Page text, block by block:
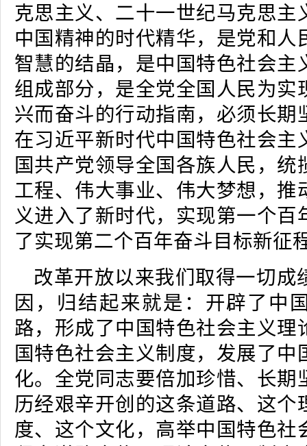
克思主义、二十一世纪马克思主
中国精神的时代精华，是党和人
智慧的结晶，是中国特色社会主
组成部分，是全党全国人民为实
兴而奋斗的行动指南，必须长期
在习近平新时代中国特色社会主
国共产党领导全国各族人民，统
工程、伟大事业、伟大梦想，推
义进入了新时代，实现第一个百
了实现第二个百年奋斗目标新征
改革开放以来我们取得一切成
因，归结起来就是：开辟了中
路，形成了中国特色社会主义理
国特色社会主义制度，发展了中
化。全党同志要倍加珍惜、长期
历经艰辛开创的这条道路、这个
度、这个文化，高举中国特色社